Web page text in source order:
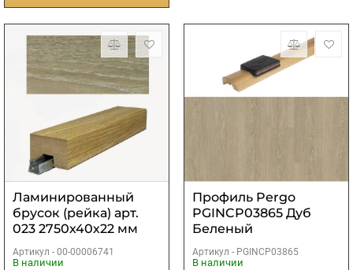
Ламинированный
брусок (рейка) арт.
023 2750х40х22 мм
Артикул - 00-00006741
В наличии
Профиль Pergo
PGINCP03865 Дуб
Беленый
Скандинавский (5 в 1)
Артикул - PGINCP03865
В наличии